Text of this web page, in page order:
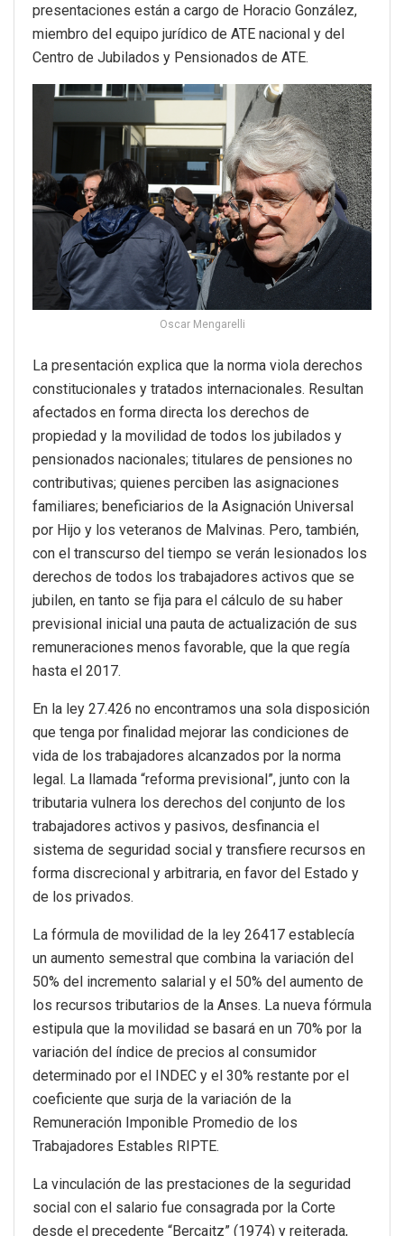
presentaciones están a cargo de Horacio González,
miembro del equipo jurídico de ATE nacional y del
Centro de Jubilados y Pensionados de ATE.
Oscar Mengarelli
La presentación explica que la norma viola derechos
constitucionales y tratados internacionales. Resultan
afectados en forma directa los derechos de
propiedad y la movilidad de todos los jubilados y
pensionados nacionales; titulares de pensiones no
contributivas; quienes perciben las asignaciones
familiares; beneficiarios de la Asignación Universal
por Hijo y los veteranos de Malvinas. Pero, también,
con el transcurso del tiempo se verán lesionados los
derechos de todos los trabajadores activos que se
jubilen, en tanto se fija para el cálculo de su haber
previsional inicial una pauta de actualización de sus
remuneraciones menos favorable, que la que regía
hasta el 2017.
En la ley 27.426 no encontramos una sola disposición
que tenga por finalidad mejorar las condiciones de
vida de los trabajadores alcanzados por la norma
legal. La llamada “reforma previsional”, junto con la
tributaria vulnera los derechos del conjunto de los
trabajadores activos y pasivos, desfinancia el
sistema de seguridad social y transfiere recursos en
forma discrecional y arbitraria, en favor del Estado y
de los privados.
La fórmula de movilidad de la ley 26417 establecía
un aumento semestral que combina la variación del
50% del incremento salarial y el 50% del aumento de
los recursos tributarios de la Anses. La nueva fórmula
estipula que la movilidad se basará en un 70% por la
variación del índice de precios al consumidor
determinado por el INDEC y el 30% restante por el
coeficiente que surja de la variación de la
Remuneración Imponible Promedio de los
Trabajadores Estables RIPTE.
La vinculación de las prestaciones de la seguridad
social con el salario fue consagrada por la Corte
desde el precedente “Bercaitz” (1974) y reiterada,